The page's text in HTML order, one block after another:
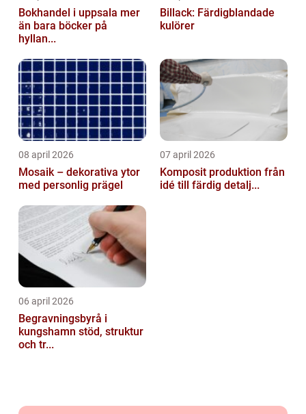
Bokhandel i uppsala mer
än bara böcker på
hyllan...
Billack: Färdigblandade
kulörer
08 april 2026
Mosaik – dekorativa ytor
med personlig prägel
07 april 2026
Komposit produktion från
idé till färdig detalj...
06 april 2026
Begravningsbyrå i
kungshamn stöd, struktur
och tr...